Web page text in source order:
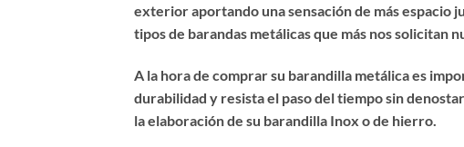
exterior aportando una sensación de más espacio
tipos de barandas metálicas que más nos solicitan
A la hora de comprar su barandilla metálicaes
durabilidad y resista el paso del tiempo sin
la elaboración de su barandilla Inox o de hierro.